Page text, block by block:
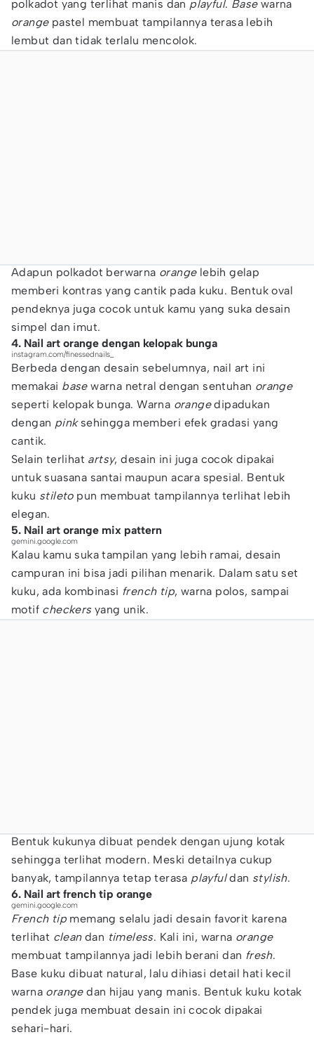
polkadot yang terlihat manis dan playful. Base warna
orange pastel membuat tampilannya terasa lebih
lembut dan tidak terlalu mencolok.
Adapun polkadot berwarna orangelebih gelap
memberi kontras yang cantik pada kuku. Bentuk oval
pendeknya juga cocok untuk kamu yang suka desain
simpel dan imut.
4. Nail art orange dengan kelopak bunga
instagram.com/finessednails_
Berbeda dengan desain sebelumnya, nail art ini
memakai basewarna netral dengan sentuhan orange
seperti kelopak bunga. Warna orangedipadukan
dengan pink sehingga memberi efek gradasi yang
cantik.
Selain terlihat artsy, desain ini juga cocok dipakai
untuk suasana santai maupun acara spesial. Bentuk
kuku stileto pun membuat tampilannya terlihat lebih
elegan.
5. Nail art orange mix pattern
gemini.google.com
Kalau kamu suka tampilan yang lebih ramai, desain
campuran ini bisa jadi pilihan menarik. Dalam satu set
kuku, ada kombinasi french tip, warna polos, sampai
motif checkersyang unik.
Bentuk kukunya dibuat pendek dengan ujung kotak
sehingga terlihat modern. Meski detailnya cukup
banyak, tampilannya tetap terasa playfuldan stylish.
6. Nail art french tip orange
gemini.google.com
French tip memang selalu jadi desain favorit karena
terlihat cleandan timeless. Kali ini, warna orange
membuat tampilannya jadi lebih berani dan fresh.
Base kuku dibuat natural, lalu dihiasi detail hati kecil
warna orangedan hijau yang manis. Bentuk kuku kotak
pendek juga membuat desain ini cocok dipakai
sehari-hari.